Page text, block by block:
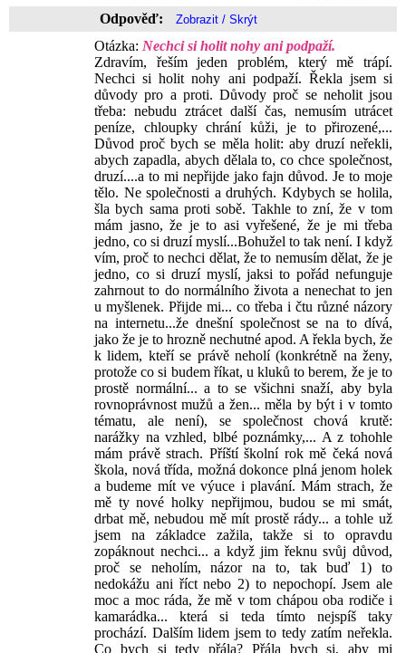
Odpověď:
Otázka: Nechci si holit nohy ani podpaží.
Zdravím, řeším jeden problém, který mě trápí.
Nechci si holit nohy ani podpaží. Řekla jsem si
důvody pro a proti. Důvody proč se neholit jsou
třeba: nebudu ztrácet další čas, nemusím utrácet
peníze, chloupky chrání kůži, je to přirozené,...
Důvod proč bych se měla holit: aby druzí neřekli,
abych zapadla, abych dělala to, co chce společnost,
druzí....a to mi nepřijde jako fajn důvod. Je to moje
tělo. Ne společnosti a druhých. Kdybych se holila,
šla bych sama proti sobě. Takhle to zní, že v tom
mám jasno, že je to asi vyřešené, že je mi třeba
jedno, co si druzí myslí...Bohužel to tak není. I když
vím, proč to nechci dělat, že to nemusím dělat, že je
jedno, co si druzí myslí, jaksi to pořád nefunguje
zahrnout to do normálního života a nenechat to jen
u myšlenek. Přijde mi... co třeba i čtu různé názory
na internetu...že dnešní společnost se na to dívá,
jako že je to hrozně nechutné apod. A řekla bych, že
k lidem, kteří se právě neholí (konkrétně na ženy,
protože co si budem říkat, u kluků to berem, že je to
prostě normální... a to se všichni snaží, aby byla
rovnoprávnost mužů a žen... měla by být i v tomto
tématu, ale není), se společnost chová krutě:
narážky na vzhled, blbé poznámky,... A z tohohle
mám právě strach. Příští školní rok mě čeká nová
škola, nová třída, možná dokonce plná jenom holek
a budeme mít ve výuce i plavání. Mám strach, že
mě ty nové holky nepřijmou, budou se mi smát,
drbat mě, nebudou mě mít prostě rády... a tohle už
jsem na základce zažila, takže si to opravdu
zopáknout nechci... a když jim řeknu svůj důvod,
proč se neholím, názor na to, tak buď 1) to
nedokážu ani říct nebo 2) to nepochopí. Jsem ale
moc a moc ráda, že mě v tom chápou oba rodiče i
kamarádka... která si teda tímto nejspíš taky
prochází. Dalším lidem jsem to tedy zatím neřekla.
Co bych si tedy přála? Přála bych si, aby mi